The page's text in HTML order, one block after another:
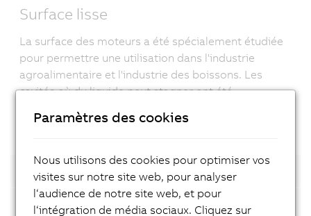
Surface lisse
La surface des moteurs a été spécialement étudiée
pour permettre une utilisation dans l'industrie
agroalimentaire et l'industrie des boissons. Les
cavités où du liquide peut stagner ont été
Points forts
Type de raccordement
Paramètres des cookies
Nous utilisons des cookies pour optimiser vos
visites sur notre site web, pour analyser
l‘audience de notre site web, et pour
l‘intégration de média sociaux. Cliquez sur